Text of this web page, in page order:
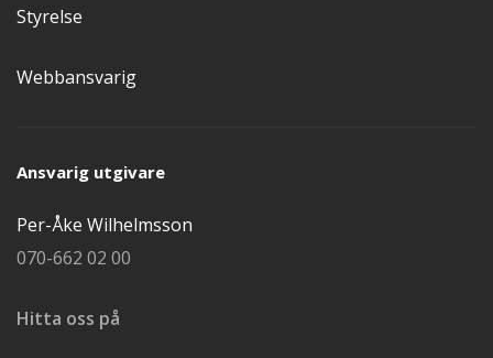
Styrelse
Webbansvarig
Ansvarig utgivare
Per-Åke Wilhelmsson
070-662 02 00
Hitta oss på